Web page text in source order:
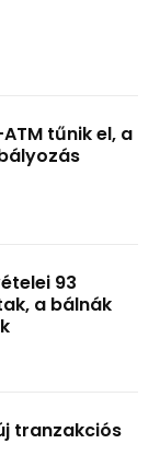
tűnik el, a
93
a bálnák
tranzakciós